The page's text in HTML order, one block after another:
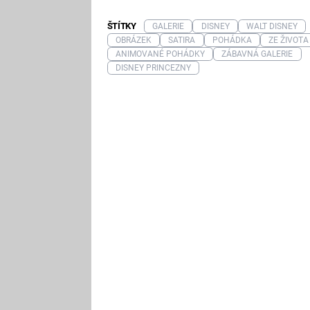
ŠTÍTKY GALERIE DISNEY
WALT DISNEY
OBRÁZEK
SATIRA POHÁDKA
ZE ŽIVOTA
ANIMOVANÉ POHÁDKY
ZÁBAVNÁ GALERIE
DISNEY PRINCEZNY